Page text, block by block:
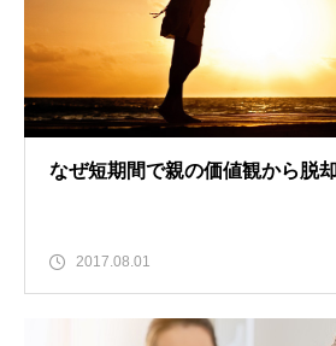
なぜ短期間で親の価値観から脱
2017.08.01